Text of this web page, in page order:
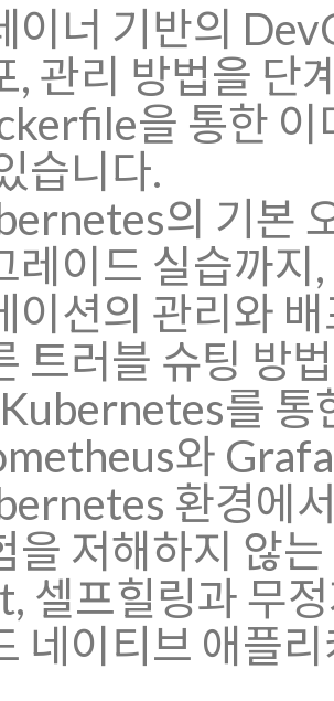
이너 기반의
, 관리 방법을 단
을 통한 이
습니다.
의 기본
레이드 실습까
이션의 관리와
트러블 슈팅 방
를 통
와
환경에
을 저해하지 않
셀프힐링과 무
네이티브 애플